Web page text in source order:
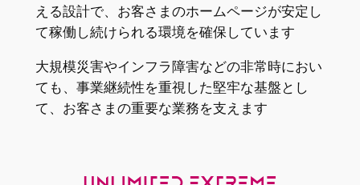
える設計で、お客さまのホームページが安定し
て稼働し続けられる環境を確保しています
大規模災害やインフラ障害などの非常時におい
ても、事業継続性を重視した堅牢な基盤とし
て、お客さまの重要な業務を支えます